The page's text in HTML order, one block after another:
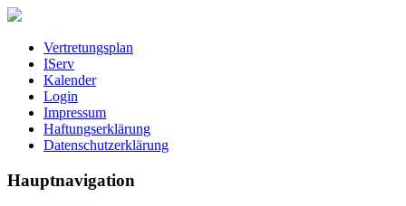
Vertretungsplan
IServ
Kalender
Login
Impressum
Haftungserklärung
Datenschutzerklärung
Hauptnavigation